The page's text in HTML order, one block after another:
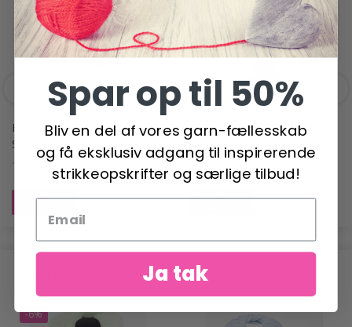
HOBBYARTS 9
STOPPENÅLE
19,95 DKK
Læg i kurv
CLOVER GARN CUTTER
ANTIK, SØLV
74,95 DKK
Læg i kurv
-6%
Spar op til 50%
Bliv en del af vores garn-fællesskab
og få eksklusiv adgang til inspirerende
strikkeopskrifter og særlige tilbud!
Ja tak